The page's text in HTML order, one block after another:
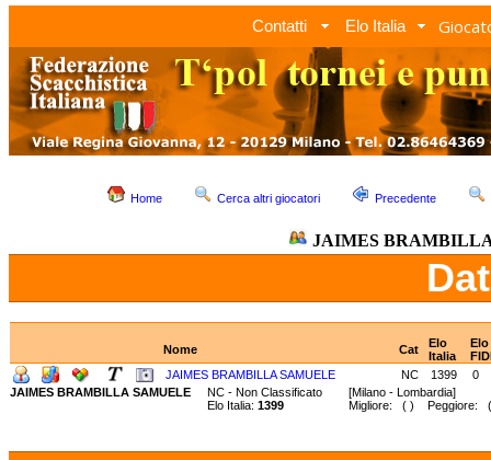
Contatti Elo Italia
Home Cerca altri giocatori Precedente
JAIMES
Nome Cat
Elo
Italia
Elo
JAIMES BRAMBILLA SAMUELE
NC 1399
0
JAIMES BRAMBILLA SAMUELE
NC - Non Classificato [Milano - Lombardia]
Elo Italia: 1399 Migliore: ( ) Peggiore: